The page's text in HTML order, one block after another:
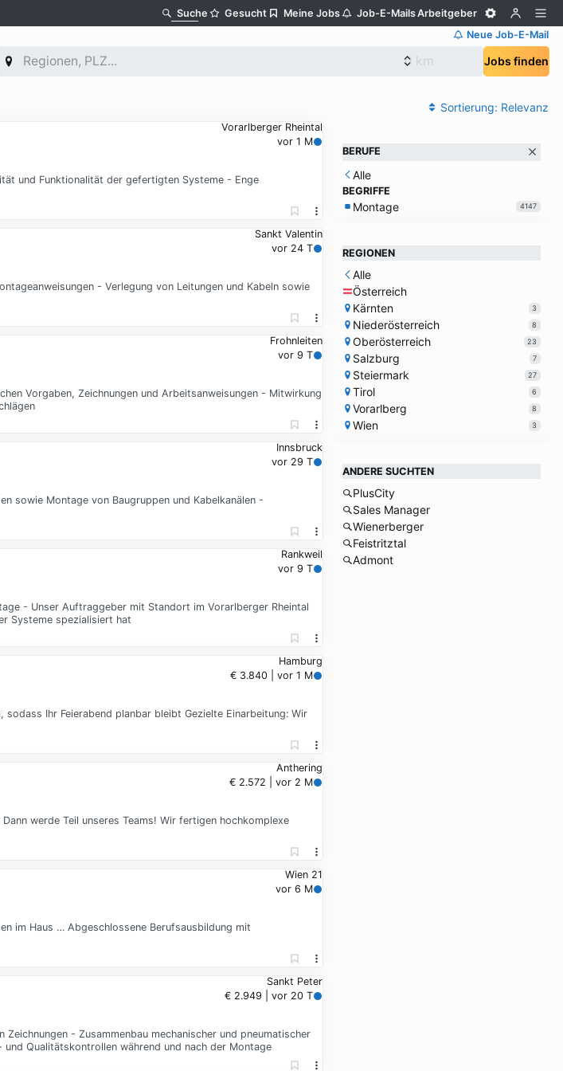
Suche Gesucht Meine Jobs Job-E-MailsArbeitgeber
Neue Job-E-Mail
Jobs finden
Sortierung: Relevanz
Vorarlberger Rheintal
vor 1 M
und Funktionalität der gefertigten Systeme - Enge
Sankt Valentin
vor 24 T
- Verlegung von Leitungen und Kabeln sowie
Frohnleiten
vor 9 T
Vorgaben, Zeichnungen und Arbeitsanweisungen - Mitwirkung
Innsbruck
vor 29 T
sowie Montage von Baugruppen und Kabelkanälen -
Rankweil
vor 9 T
- Unser Auftraggeber mit Standort im Vorarlberger Rheintal
Systeme spezialisiert hat
Hamburg
€ 3.840 | vor 1 M
Ihr Feierabend planbar bleibt Gezielte Einarbeitung: Wir
Anthering
€ 2.572 | vor 2 M
werde Teil unseres Teams! Wir fertigen hochkomplexe
Wien 21
vor 6 M
im Haus … Abgeschlossene Berufsausbildung mit
Sankt Peter
€ 2.949 | vor 20 T
- Zusammenbau mechanischer und pneumatischer
Qualitätskontrollen während und nach der Montage
BERUFE
Alle
BEGRIFFE
Montage 4147
REGIONEN
Alle
Österreich
Kärnten
3
Niederösterreich 8
Oberösterreich 23
Salzburg 7
Steiermark 27
Tirol 6
Vorarlberg 8
Wien 3
ANDERE SUCHTEN
PlusCity
Sales Manager
Wienerberger
Feistritztal
Admont